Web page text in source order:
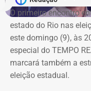
Duque de Caxias
firmado com a Geo
(locação de
Corte ordenou
pagamentos
ultrapassava R$ 100
O primeiro encontro
estado do Rio nas
este domingo (9), às
especial do TEMPO
marcará também a
eleição estadual.